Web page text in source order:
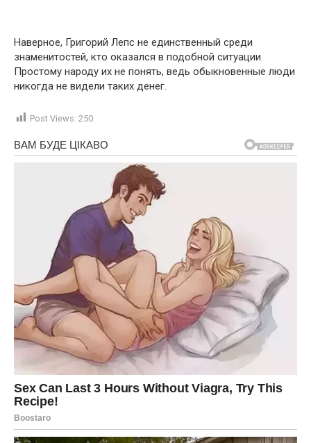
Наверное, Григорий Лепс не единственный среди
знаменитостей, кто оказался в подобной ситуации.
Простому народу их не понять, ведь обыкновенные люди
никогда не видели таких денег.
Post Views: 250